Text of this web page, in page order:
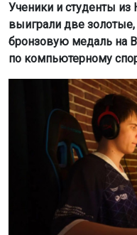
Ученики и студенты из
выиграли две
бронзовую медаль на
по компьютерному